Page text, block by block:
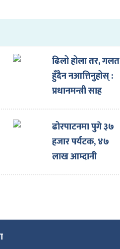
ढिलो होला तर, गलत
हुँदैन नआत्तिनुहोस् :
प्रधानमन्त्री साह
ढोरपाटनमा पुगे ३७
हजार पर्यटक, ४७
लाख आम्दानी